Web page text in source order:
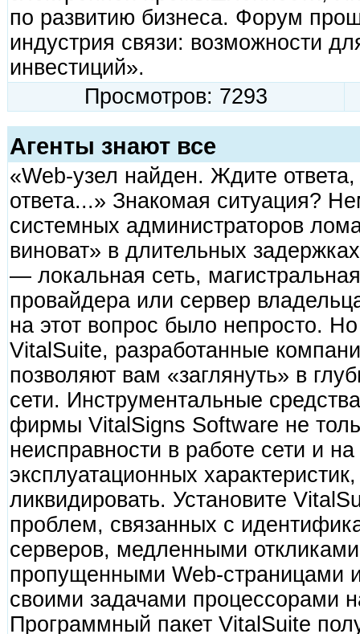
по развитию бизнеса. Форум
индустрия связи: возможности
инвестиций».
Просмотров: 7293
Агенты знают все
«Web-узел найден. Ждите
ответа...» Знакомая ситуация?
системных администраторов
виноват» в длительных
— локальная сеть,
провайдера или сервер
на этот вопрос было непросто.
VitalSuite, разработанные
позволяют вам «заглянуть» в
сети. Инструментальные
фирмы VitalSigns Software не
неисправности в работе сети и
эксплуатационных
ликвидировать. Установите
проблем, связанных с
серверов, медленными
пропущенными Web-страницами
своими задачами процессорами
Программный пакет VitalSuite